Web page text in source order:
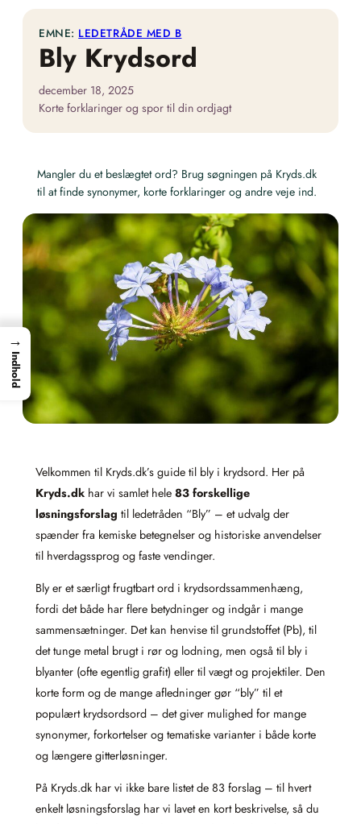
EMNE: LEDETRÅDE MED B
Bly Krydsord
december 18, 2025
Korte forklaringer og spor til din ordjagt
Mangler du et beslægtet ord? Brug søgningen på Kryds.dk
til at finde synonymer, korte forklaringer og andre veje ind.
Velkommen til Kryds.dk’s guide til bly i krydsord. Her på
Kryds.dk har vi samlet hele 83 forskellige
løsningsforslag til ledetråden “Bly” – et udvalg der
spænder fra kemiske betegnelser og historiske anvendelser
til hverdagssprog og faste vendinger.
Bly er et særligt frugtbart ord i krydsordssammenhæng,
fordi det både har flere betydninger og indgår i mange
sammensætninger. Det kan henvise til grundstoffet (Pb), til
det tunge metal brugt i rør og lodning, men også til bly i
blyanter (ofte egentlig grafit) eller til vægt og projektiler. Den
korte form og de mange afledninger gør “bly” til et
populært krydsordsord – det giver mulighed for mange
synonymer, forkortelser og tematiske varianter i både korte
og længere gitterløsninger.
På Kryds.dk har vi ikke bare listet de 83 forslag – til hvert
enkelt løsningsforslag har vi lavet en kort beskrivelse, så du
→
Indhold